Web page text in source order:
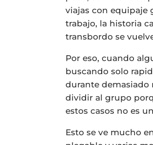
viajas con equipaje
trabajo, la historia
transbordo se
Por eso, cuando
buscando solo
durante demasiado
dividir al grupo
estos casos no es
Esto se ve mucho